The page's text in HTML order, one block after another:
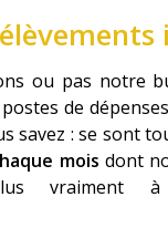
ou pas notre
de
savez : se sont
haque mois dont
vraiment